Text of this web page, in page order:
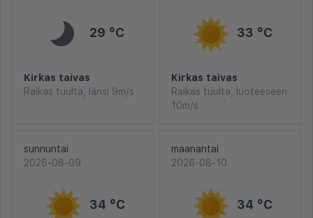
29 °C
Kirkas taivas
Raikas tuulta, länsi 9m/s
33 °C
Kirkas taivas
Raikas tuulta, luoteeseen
10m/s
sunnuntai
2026-08-09
34 °C
maanantai
2026-08-10
34 °C